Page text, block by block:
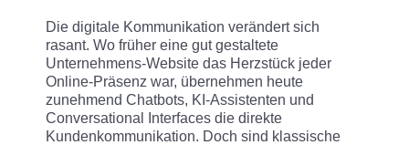
Die digitale Kommunikation verändert sich
rasant. Wo früher eine gut gestaltete
Unternehmens-Website das Herzstück jeder
Online-Präsenz war, übernehmen heute
zunehmend Chatbots, KI-Assistenten und
Conversational Interfaces die direkte
Kundenkommunikation. Doch sind klassische